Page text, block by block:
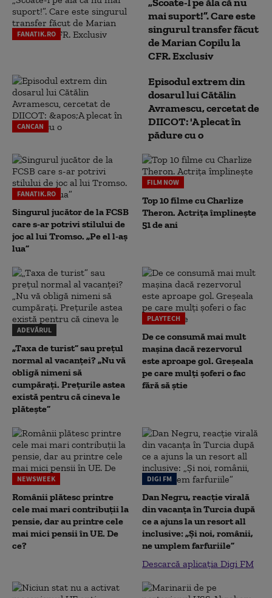
FANATIK.RO
mai suport!”. Care este
singurul transfer făcut
de Marian Copilu la
CFR. Exclusiv
CANCAN
Episodul extrem din
dosarul lui Cătălin
Avramescu, cercetat de
DIICOT: 'A plecat în
pădure cu o
FANATIK.RO
Singurul jucător de la FCSB
care s-ar potrivi stilului de
joc al lui Tromso. „Pe el l-aș
lua”
FILM NOW
Top 10 filme cu Charlize
Theron. Actrița împlinește
51 de ani
ADEVĂRUL
„Taxa de turist” sau prețul
normal al vacanței? „Nu vă
obligă nimeni să
cumpărați. Prețurile astea
există pentru că cineva le
plătește”
PLAYTECH
De ce consumă mai mult
mașina dacă rezervorul
este aproape gol. Greșeala
pe care mulți șoferi o fac
fără să știe
NEWSWEEK
Românii plătesc printre
cele mai mari contribuții la
pensie, dar au printre cele
mai mici pensii în UE. De
ce?
DIGI FM
Dan Negru, reacție virală
din vacanța în Turcia după
ce a ajuns la un resort all
inclusive: „Și noi, românii,
ne umplem farfuriile”
Descarcă aplicația Digi FM